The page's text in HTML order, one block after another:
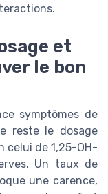
et
le bon
symptômes de
reste le dosage
celui de 1,25-OH-
Un taux de
une carence,